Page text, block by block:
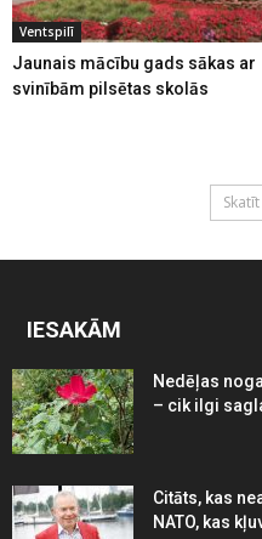
Ventspilī
Jaunais mācību gads sākas ar
svinībām pilsētas skolās
IESAKĀM
Nedēļas
– cik ilgi
Citāts, kas
NATO, kas